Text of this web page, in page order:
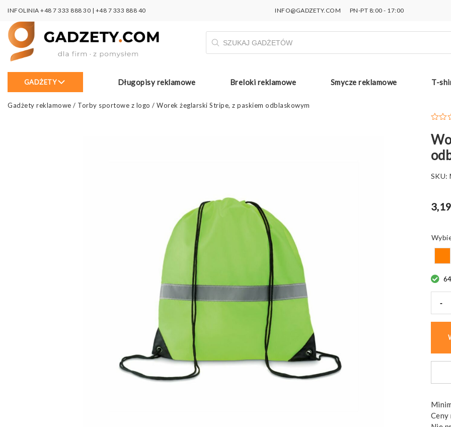
INFOLINIA +48 7 333 888 30 | +48 7 333 888 40 INFO@GADZETY.COM PN-PT 8:00 - 17:00
Wyszukiwarka
produktów
GADŻETY Długopisy reklamowe Breloki reklamowe Smycze reklamowe T-
Gadżety reklamowe / Torby sportowe z logo / Worek żeglarski Stripe, z paskiem odblaskowym
SKU:
-
z
Ceny